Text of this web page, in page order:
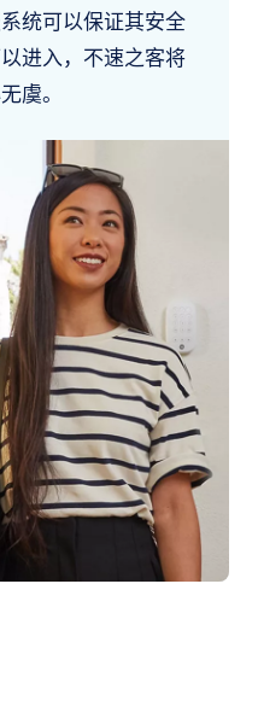
统可以保证其安全
进入，不速之客将
虞。